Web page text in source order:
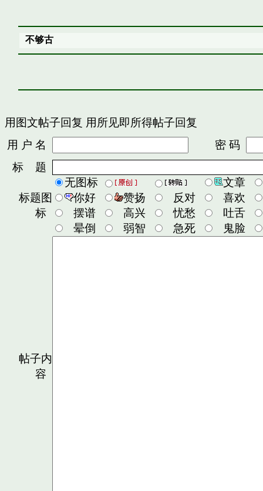
不够古
用图文帖子回复 用所见即所得帖子回复
用 户 名
密 码
标 题
标题图
标
无图标
文章
你好
赞扬 反对
喜欢
摆谱
高兴 忧愁
吐舌
晕倒
弱智 急死 鬼脸
帖子内
容